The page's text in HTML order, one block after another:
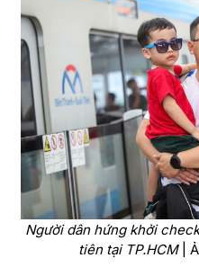
Người dân hứng khởi
tiên tại TP.HCM|